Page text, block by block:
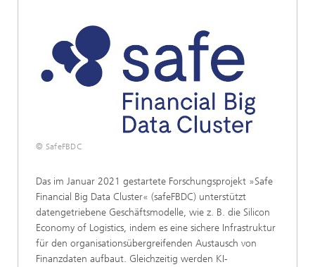
© SafeFBDC
Das im Januar 2021 gestartete Forschungsprojekt »Safe
Financial Big Data Cluster« (safeFBDC) unterstützt
datengetriebene Geschäftsmodelle, wie z. B. die Silicon
Economy of Logistics, indem es eine sichere Infrastruktur
für den organisationsübergreifenden Austausch von
Finanzdaten aufbaut. Gleichzeitig werden KI-